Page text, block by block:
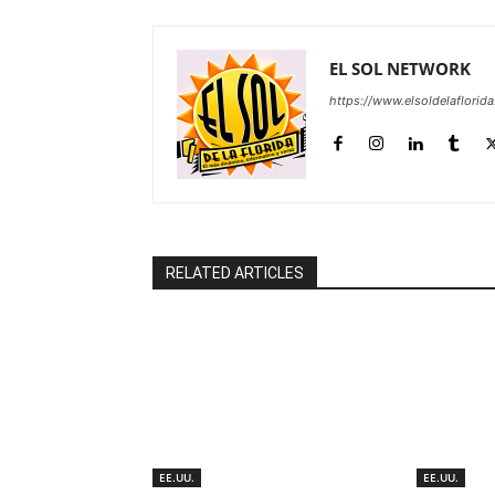
EL SOL NETWORK
https://
RELATED ARTICLES
EE.UU. EE.UU.